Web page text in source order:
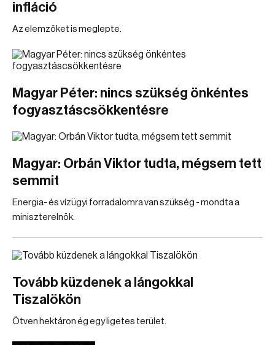
infláció
Az elemzőket is meglepte.
Magyar Péter: nincs szükség önkéntes
fogyasztáscsökkentésre
Magyar: Orbán Viktor tudta, mégsem tett
semmit
Energia- és vízügyi forradalomra van szükség - mondta a
miniszterelnök.
Tovább küzdenek a lángokkal
Tiszalökön
Ötven hektáron ég egy ligetes terület.